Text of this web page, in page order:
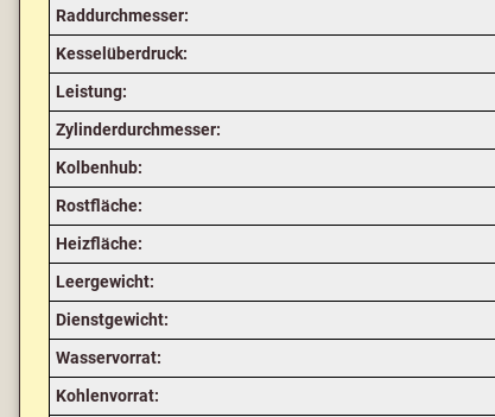
Raddurchmesser:
Kesselüberdruck:
Leistung:
Zylinderdurchmesser:
Kolbenhub:
Rostfläche:
Heizfläche:
Leergewicht:
Dienstgewicht:
Wasservorrat:
Kohlenvorrat: